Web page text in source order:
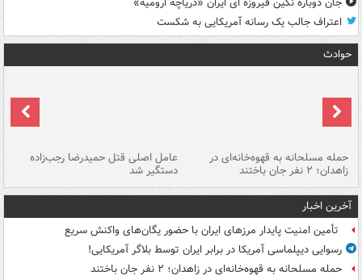
اعتراف جالب یک رسانه آمریکایی به شکست
حوادث
حمله مسلحانه به قهوه‌خانه‌ای در
زاهدان؛ ۲ نفر جان باختند
عامل اصلی قتل حمیدرضا رجب‌زاده
دستگیر شد
آخرین اخبار
تأمین امنیت پایدار مرزهای ایران با حضور یگان‌های واکنش سریع
رسوایی دیپلماسی آمریکا در برابر ایران توسط بلاگر آمریکایی!
حمله مسلحانه به قهوه‌خانه‌ای در زاهدان؛ ۲ نفر جان باختند